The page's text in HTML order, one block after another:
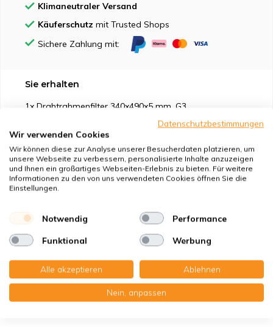
Klimaneutraler Versand
Käuferschutz mit Trusted Shops
Sichere Zahlung mit:
Sie erhalten
1x Drahtrahmenfilter 340x490x5 mm. G3
Geeignet für
Eigenschaften
Produktbeschreibung
Erstklassige Qualität - Made in Germany
Datenschutzbestimmungen
Wir verwenden Cookies
Wir können diese zur Analyse unserer Besucherdaten platzieren, um
unsere Webseite zu verbessern, personalisierte Inhalte anzuzeigen
und Ihnen ein großartiges Webseiten-Erlebnis zu bieten. Für weitere
Informationen zu den von uns verwendeten Cookies öffnen Sie die
Einstellungen.
Notwendig Performance
Funktional Werbung
Alle akzeptieren Ablehnen
Nein, anpassen